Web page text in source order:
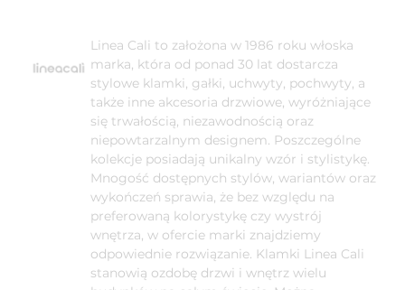
Linea Cali to założona w 1986 roku włoska
marka, która od ponad 30 lat dostarcza
stylowe klamki, gałki, uchwyty, pochwyty, a
także inne akcesoria drzwiowe, wyróżniające
się trwałością, niezawodnością oraz
niepowtarzalnym designem. Poszczególne
kolekcje posiadają unikalny wzór i stylistykę.
Mnogość dostępnych stylów, wariantów oraz
wykończeń sprawia, że bez względu na
preferowaną kolorystykę czy wystrój
wnętrza, w ofercie marki znajdziemy
odpowiednie rozwiązanie. Klamki Linea Cali
stanowią ozdobę drzwi i wnętrz wielu